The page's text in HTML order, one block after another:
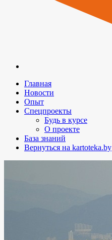
Главная
Новости
Опыт
Спецпроекты
Будь в курсе
О проекте
База знаний
Вернуться на kartoteka.by